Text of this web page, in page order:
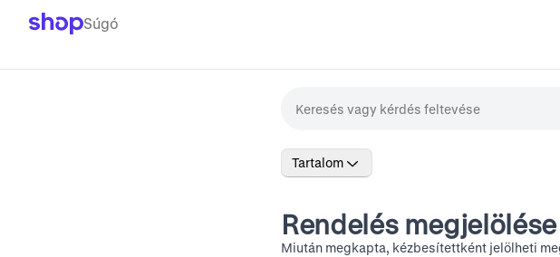
Súgó
Tartalom
Rendelés
Miután megkapta, kézbesítettként jelölheti